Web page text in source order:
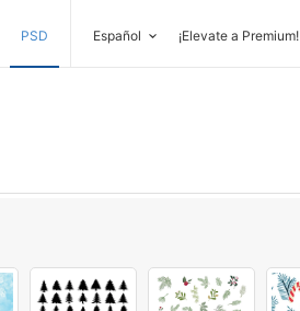
PSD Español ¡Elevate a Premium!